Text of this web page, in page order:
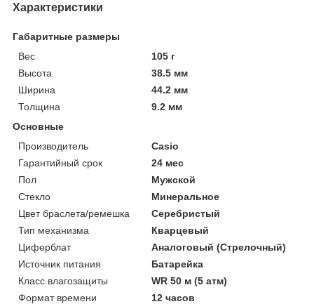
Характеристики
Габаритные размеры
Вес
105 г
Высота
38.5 мм
Ширина
44.2 мм
Толщина
9.2 мм
Основные
Производитель
Casio
Гарантийный срок
24 мес
Пол
Мужской
Стекло
Минеральное
Цвет браслета/ремешка
Серебристый
Тип механизма
Кварцевый
Циферблат
Аналоговый (Стрелочный)
Источник питания
Батарейка
Класс влагозащиты
WR 50 м (5 атм)
Формат времени
12 часов